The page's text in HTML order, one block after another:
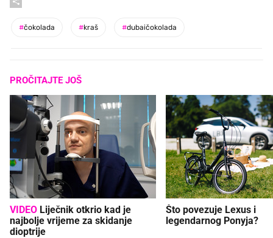
#čokolada #kraš #dubaičokolada
PROČITAJTE JOŠ
VIDEO
najbolje vrijeme za skidanje
dioptrije
Što povezuje Lexus i
legendarnog Ponyja?